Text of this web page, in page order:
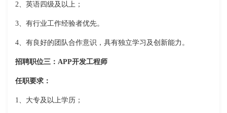
2、英语四级及以上；
3、有行业工作经验者优先。
4、有良好的团队合作意识，具有独立学习及创新能力。
招聘职位三：APP开发工程师
任职要求：
1、大专及以上学历；